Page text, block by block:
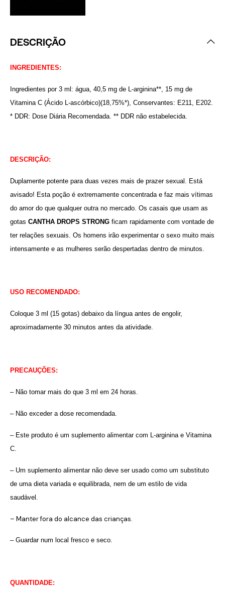
DESCRIÇÃO
INGREDIENTES:
Ingredientes por 3 ml: água, 40,5 mg de L-arginina**, 15 mg de
Vitamina C (Ácido L-ascórbico)(18,75%*), Conservantes: E211, E202.
* DDR: Dose Diária Recomendada. ** DDR não estabelecida.
DESCRIÇÃO:
Duplamente potente para duas vezes mais de prazer sexual. Está
avisado! Esta poção é extremamente concentrada e faz mais vítimas
do amor do que qualquer outra no mercado. Os casais que usam as
gotas CANTHA DROPS STRONG ficam rapidamente com vontade de
ter relações sexuais. Os homens irão experimentar o sexo muito mais
intensamente e as mulheres serão despertadas dentro de minutos.
USO RECOMENDADO:
Coloque 3 ml (15 gotas) debaixo da língua antes de engolir,
aproximadamente 30 minutos antes da atividade.
PRECAUÇÕES:
– Não tomar mais do que 3 ml em 24 horas.
– Não exceder a dose recomendada.
– Este produto é um suplemento alimentar com L-arginina e Vitamina
C.
– Um suplemento alimentar não deve ser usado como um substituto
de uma dieta variada e equilibrada, nem de um estilo de vida
saudável.
– Manter fora do alcance das crianças.
– Guardar num local fresco e seco.
QUANTIDADE: